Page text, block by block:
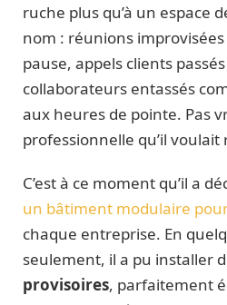
ruche plus qu’à un espace
nom : réunions improvisées
pause, appels clients
collaborateurs entassés
aux heures de pointe. Pas
professionnelle qu’il voulait
C’est à ce moment qu’il a
un bâtiment modulaire
chaque entreprise. En
seulement, il a pu installer
provisoires, parfaitement